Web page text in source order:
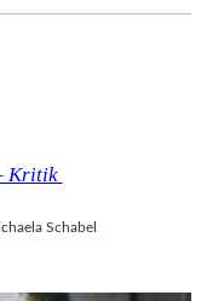
Kritik
Schabel